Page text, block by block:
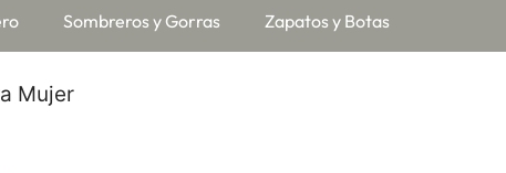
Sombreros y Gorras Zapatos y Botas
Mujer